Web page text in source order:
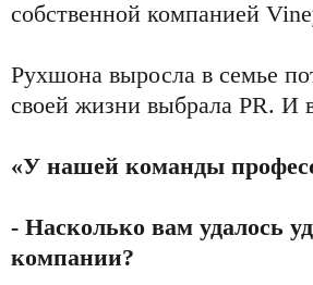
собственной компанией
Рухшона выросла в семье
своей жизни выбрала PR. И
«У нашей команды
- Насколько вам удалось
компании?